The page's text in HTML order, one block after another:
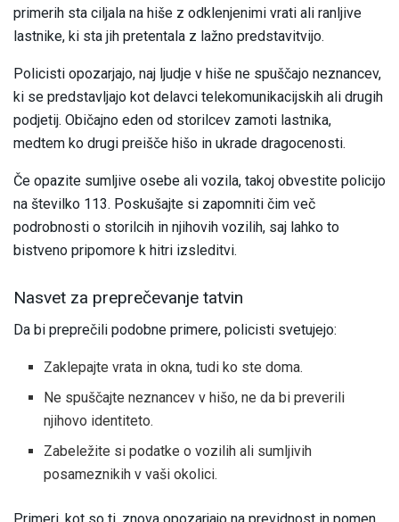
primerih sta ciljala na hiše z odklenjenimi vrati ali ranljive
lastnike, ki sta jih pretentala z lažno predstavitvijo.
Policisti opozarjajo, naj ljudje v hiše ne spuščajo neznancev,
ki se predstavljajo kot delavci telekomunikacijskih ali drugih
podjetij. Običajno eden od storilcev zamoti lastnika,
medtem ko drugi preišče hišo in ukrade dragocenosti.
Če opazite sumljive osebe ali vozila, takoj obvestite policijo
na številko 113. Poskušajte si zapomniti čim več
podrobnosti o storilcih in njihovih vozilih, saj lahko to
bistveno pripomore k hitri izsleditvi.
Nasvet za preprečevanje tatvin
Da bi preprečili podobne primere, policisti svetujejo:
Zaklepajte vrata in okna, tudi ko ste doma.
Ne spuščajte neznancev v hišo, ne da bi preverili
njihovo identiteto.
Zabeležite si podatke o vozilih ali sumljivih
posameznikih v vaši okolici.